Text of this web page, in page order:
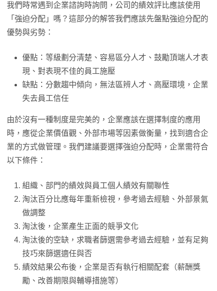
我們時常遇到企業諮詢時詢問，公司的績效評比應該使用
「強迫分配」嗎？這部分的解答我們應該先盤點強迫分配的
優勢與劣勢：
優點：等級劃分清楚、容易區分人才、鼓勵頂端人才表
現、對表現不佳的員工施壓
缺點：分數趨中傾向，無法區辨人才、高壓環境，企業
失去員工信任
由於沒有一種制度是完美的，企業應該在選擇制度的應用
時，應從企業價值觀、外部市場等因素做衡量，找到適合企
業的方式做管理。我們建議要選擇強迫分配時，企業需符合
以下條件：
組織、部門的績效與員工個人績效有關聯性
淘汰百分比應每年重新檢視，參考過去經驗、外部景氣
做調整
淘汰後，企業產生正面的競爭文化
淘汰後的空缺，求職者篩選需參考過去經驗，並有足夠
技巧來篩選適任與否
績效結果公布後，企業是否有執行相關配套（薪酬獎
勵、改善期限與輔導措施等）